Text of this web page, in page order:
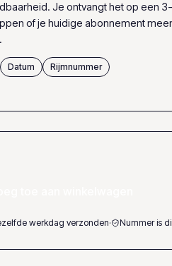
Je ontvangt het op een
of je huidige abonnement
Datum
Rijmnummer
werkdag verzonden· Nummer is